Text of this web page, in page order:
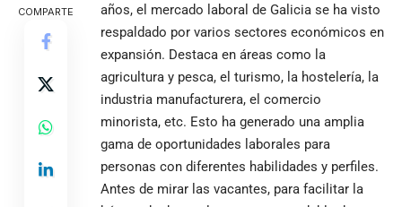
COMPARTE
años, el mercado laboral de Galicia se ha visto
respaldado por varios sectores económicos en
expansión. Destaca en áreas como la
agricultura y pesca, el turismo, la hostelería, la
industria manufacturera, el comercio
minorista, etc. Esto ha generado una amplia
gama de oportunidades laborales para
personas con diferentes habilidades y perfiles.
Antes de mirar las vacantes, para facilitar la